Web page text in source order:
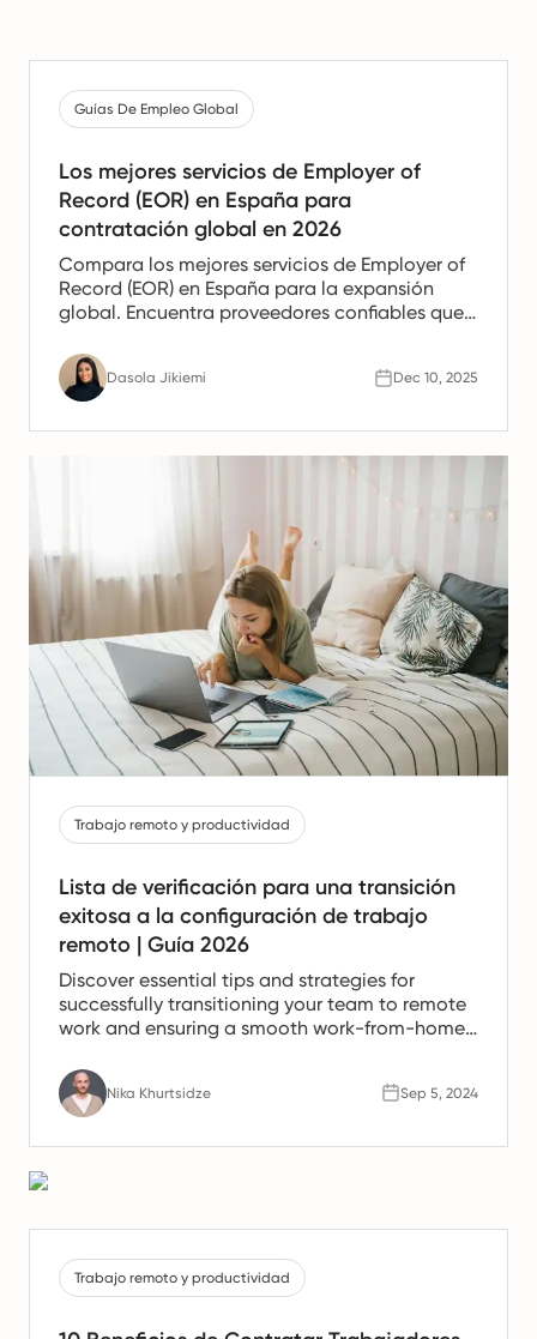
Guías De Empleo Global
Los mejores servicios de Employer of
Record (EOR) en España para
contratación global en 2026
Compara los mejores servicios de Employer of
Record (EOR) en España para la expansión
global. Encuentra proveedores confiables que
y cumplimiento para equipos españoles.
Dasola Jikiemi Dec 10, 2025
Trabajo remoto y productividad
Lista de verificación para una transición
exitosa a la configuración de trabajo
remoto | Guía 2026
Discover essential tips and strategies for
successfully transitioning your team to remote
work and ensuring a smooth work-from-home
Nika Khurtsidze Sep 5, 2024
Trabajo remoto y productividad